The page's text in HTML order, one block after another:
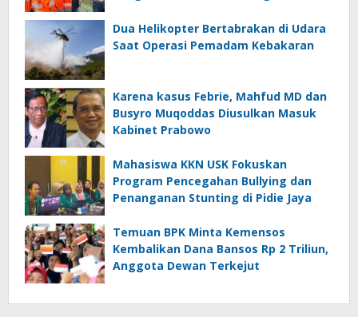
Dua Helikopter Bertabrakan di Udara
Saat Operasi Pemadam Kebakaran
Karena kasus Febrie, Mahfud MD dan
Busyro Muqoddas Diusulkan Masuk
Kabinet Prabowo
Mahasiswa KKN USK Fokuskan
Program Pencegahan Bullying dan
Penanganan Stunting di Pidie Jaya
Temuan BPK Minta Kemensos
Kembalikan Dana Bansos Rp 2 Triliun,
Anggota Dewan Terkejut